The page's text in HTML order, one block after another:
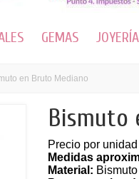
GEMAS JOYERÍA
en Bruto Mediano
Bismuto
Precio por unidad
Medidas
Material: Bismuto